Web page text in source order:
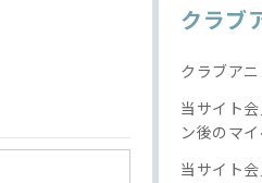
クラブ
クラブア
当サイト
ン後のマ
当サイト